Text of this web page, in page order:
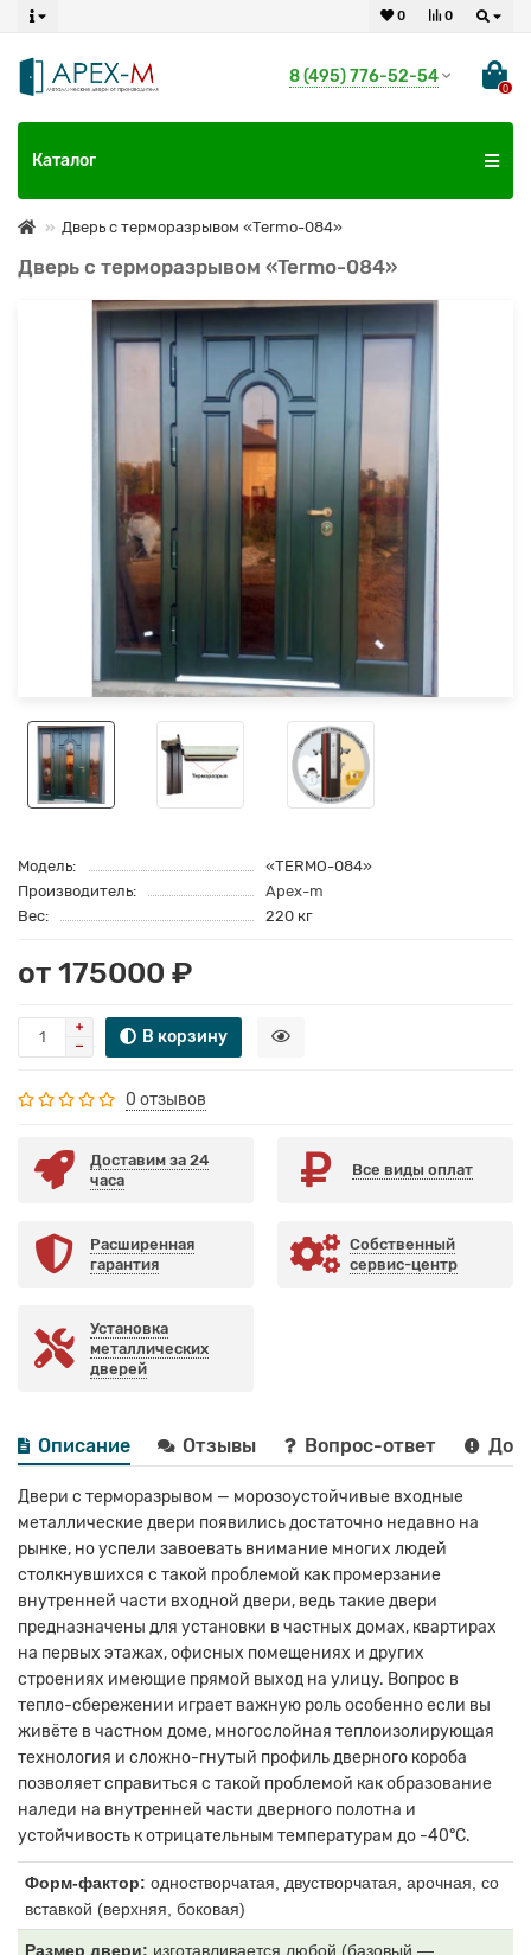
0
0
8 (495) 776-52-54
0
Каталог
Дверь с терморазрывом «Termo-084»
Дверь с терморазрывом «Termo-084»
Модель:
«TERMO-084»
Производитель:
Apex-m
Вес:
220 кг
от 175000 ₽
В корзину
0 отзывов
Доставим за 24
часа
Все виды оплат
Расширенная
гарантия
Собственный
сервис-центр
Установка
металлических
дверей
Описание Отзывы Вопрос-ответ
Двери с терморазрывом — морозоустойчивые входные
металлические двери появились достаточно недавно на
рынке, но успели завоевать внимание многих людей
столкнувшихся с такой проблемой как промерзание
внутренней части входной двери, ведь такие двери
предназначены для установки в частных домах, квартирах
на первых этажах, офисных помещениях и других
строениях имеющие прямой выход на улицу. Вопрос в
тепло-сбережении играет важную роль особенно если вы
живёте в частном доме, многослойная теплоизолирующая
технология и сложно-гнутый профиль дверного короба
позволяет справиться с такой проблемой как образование
наледи на внутренней части дверного полотна и
устойчивость к отрицательным температурам до -40°С.
Форм-фактор: одностворчатая, двустворчатая, арочная, со
вставкой (верхняя, боковая)
Размер двери: изготавливается любой (базовый —